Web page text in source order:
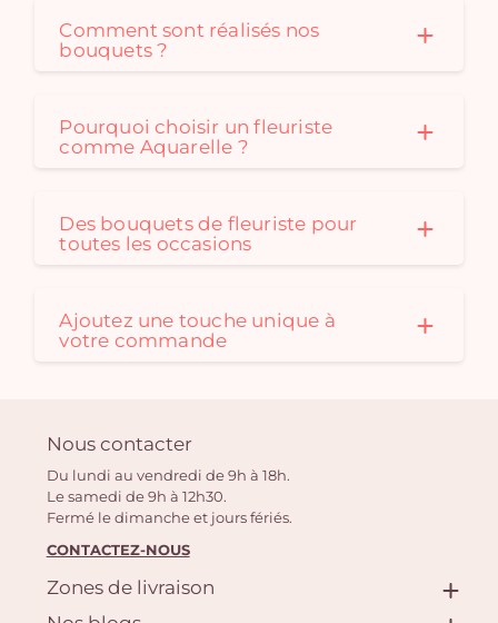
Comment sont réalisés nos
bouquets ?
Pourquoi choisir un fleuriste
comme Aquarelle ?
Des bouquets de fleuriste pour
toutes les occasions
Ajoutez une touche unique à
votre commande
Nous contacter
Du lundi au vendredi de 9h à 18h.
Le samedi de 9h à 12h30.
Fermé le dimanche et jours fériés.
CONTACTEZ-NOUS
Zones de livraison